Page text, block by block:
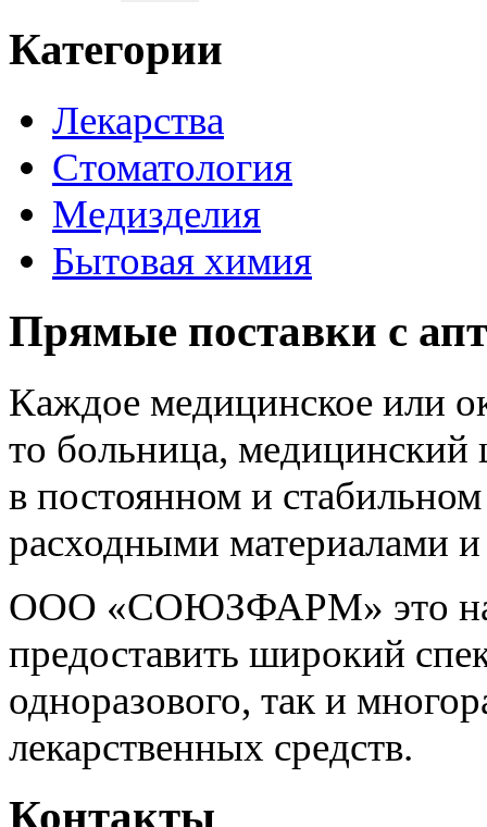
Категории
Лекарства
Стоматология
Медизделия
Бытовая химия
Прямые поставки с
Каждое медицинское или
то больница,
в постоянном и
расходными материалами
ООО «СОЮЗФАРМ» это
предоставить широкий
одноразового, так и
лекарственных средств.
Контакты